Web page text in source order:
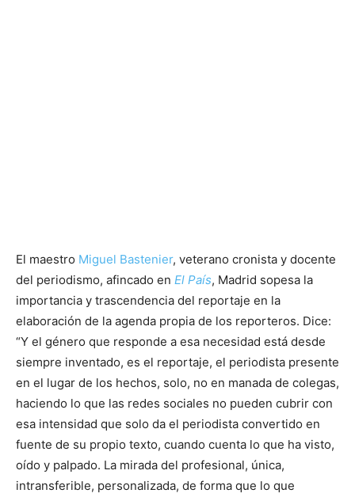
El maestro Miguel Bastenier, veterano cronista y docente
del periodismo, afincado en El País, Madrid sopesa la
importancia y trascendencia del reportaje en la
elaboración de la agenda propia de los reporteros. Dice:
“Y el género que responde a esa necesidad está desde
siempre inventado, es el reportaje, el periodista presente
en el lugar de los hechos, solo, no en manada de colegas,
haciendo lo que las redes sociales no pueden cubrir con
esa intensidad que solo da el periodista convertido en
fuente de su propio texto, cuando cuenta lo que ha visto,
oído y palpado. La mirada del profesional, única,
intransferible, personalizada, de forma que lo que